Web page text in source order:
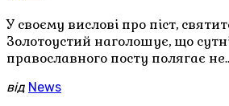
У своєму вислові про піст,
Золотоустий наголошує, що
православного посту полягає
від News